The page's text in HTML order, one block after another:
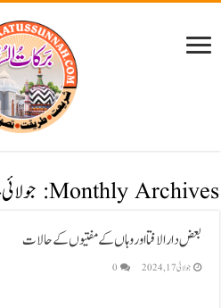
Monthly Archives: جولائی 2024
بعض دارالافتا اور وہاں کے مفتیوں کے حالات
جولائی 17, 2024 0